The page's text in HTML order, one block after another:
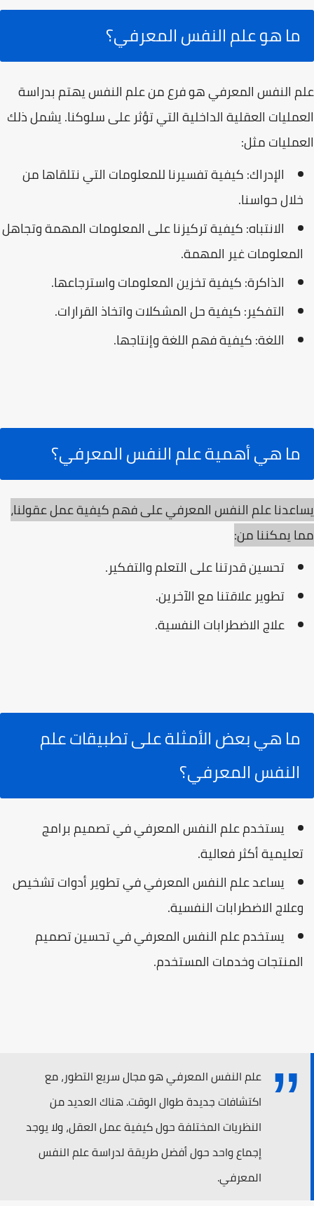
ما هو علم النفس المعرفي؟
علم النفس المعرفي هو فرع من علم النفس يهتم بدراسة
العمليات العقلية الداخلية التي تؤثر على سلوكنا. يشمل ذلك
العمليات مثل:
الإدراك: كيفية تفسيرنا للمعلومات التي نتلقاها من
خلال حواسنا.
الانتباه: كيفية تركيزنا على المعلومات المهمة وتجاهل
المعلومات غير المهمة.
الذاكرة: كيفية تخزين المعلومات واسترجاعها.
التفكير: كيفية حل المشكلات واتخاذ القرارات.
اللغة: كيفية فهم اللغة وإنتاجها.
ما هي أهمية علم النفس المعرفي؟
يساعدنا علم النفس المعرفي على فهم كيفية عمل عقولنا،
مما يمكننا من:
تحسين قدرتنا على التعلم والتفكير.
تطوير علاقتنا مع الآخرين.
علاج الاضطرابات النفسية.
ما هي بعض الأمثلة على تطبيقات علم
النفس المعرفي؟
يستخدم علم النفس المعرفي في تصميم برامج
تعليمية أكثر فعالية.
يساعد علم النفس المعرفي في تطوير أدوات تشخيص
وعلاج الاضطرابات النفسية.
يستخدم علم النفس المعرفي في تحسين تصميم
المنتجات وخدمات المستخدم.
علم النفس المعرفي هو مجال سريع التطور، مع
اكتشافات جديدة طوال الوقت. هناك العديد من
النظريات المختلفة حول كيفية عمل العقل، ولا يوجد
إجماع واحد حول أفضل طريقة لدراسة علم النفس
المعرفي.